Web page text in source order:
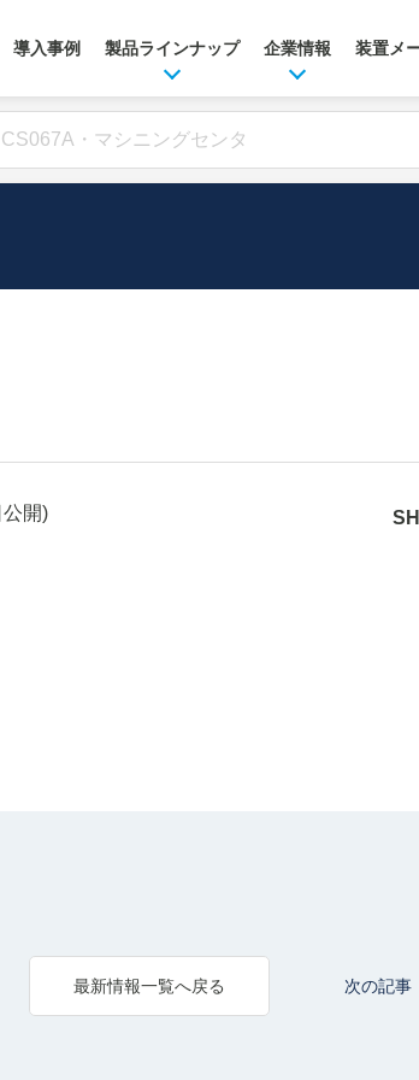
導入事例 製品ラインナップ 企業情報 装置メ
公開)
最新情報一覧へ戻る 次の記事